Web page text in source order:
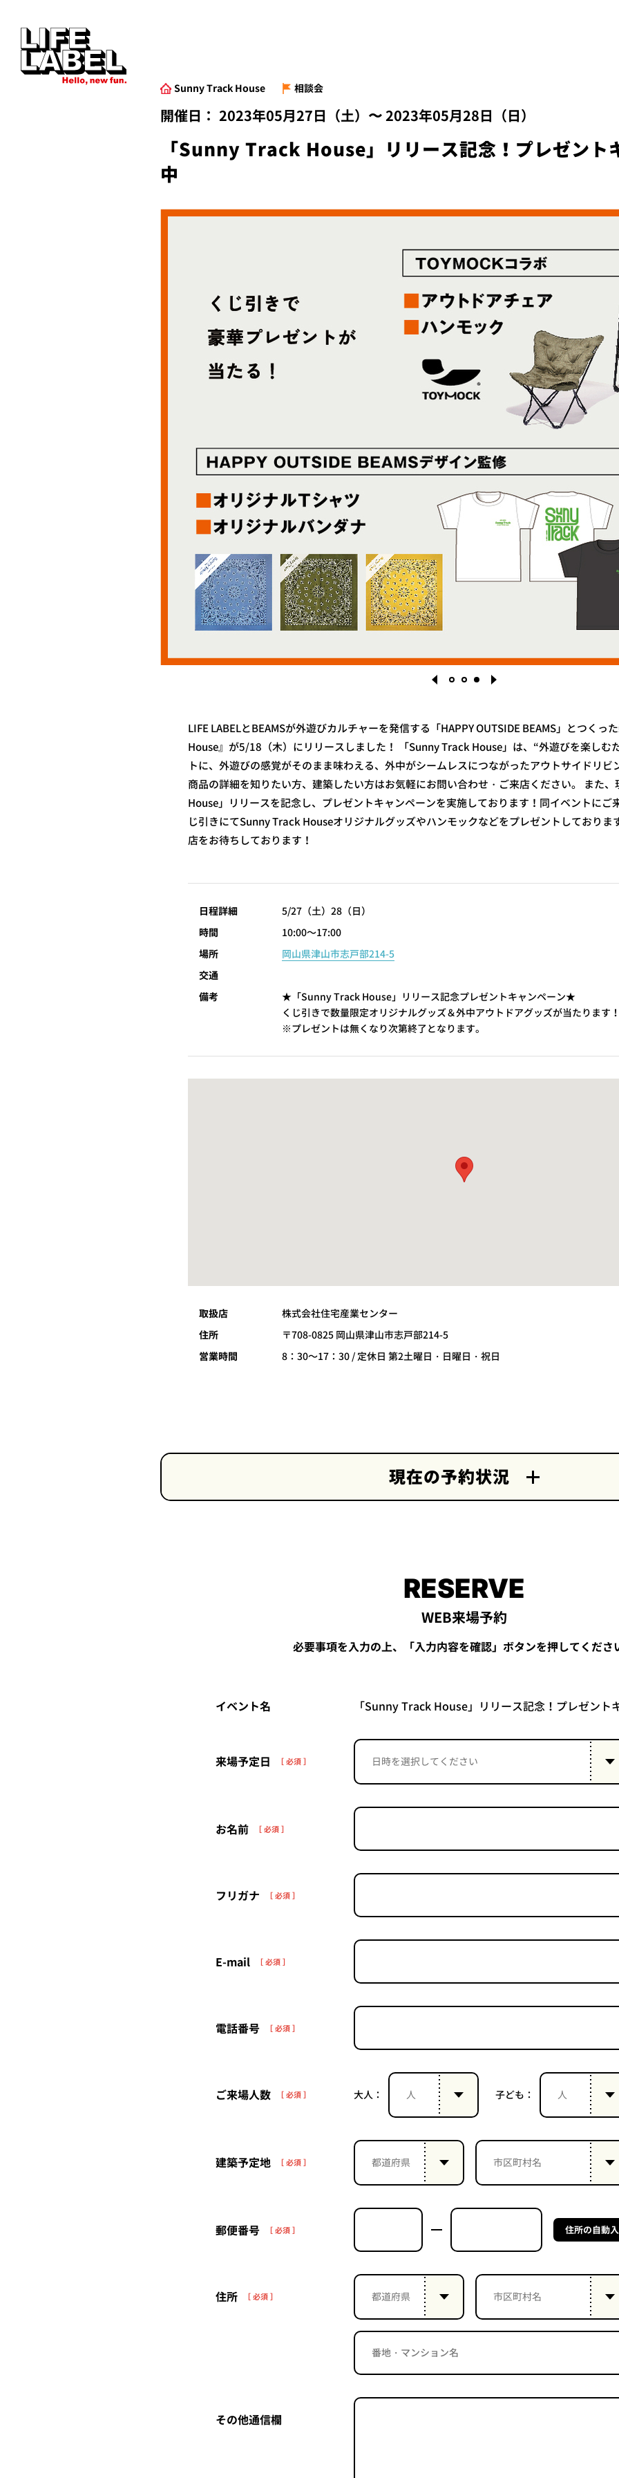
Sunny Track House 相談会
開催日： 2023年05月27日（土）〜 2023年05月28日（日）
「Sunny Track House」リリース記念！プレゼント
中
1
LIFE LABELとBEAMSが外遊びカルチャーを発信する「HAPPY OUTSIDE BEAMS」とつくっ
House』が5/18（木）にリリースしました！
「Sunny Track House」は、“外遊びを楽しむ
トに、外遊びの感覚がそのまま味わえる、外中がシームレスにつながったアウトサイドリビ
商品の詳細を知りたい方、建築したい方はお気軽にお問い合わせ・ご来店ください。
また
House」リリースを記念し、プレゼントキャンペーンを実施しております！同イベントにご
じ引きにてSunny Track Houseオリジナルグッズやハンモックなどをプレゼントしておりま
店をお待ちしております！
日程詳細
5/27（土）28（日）
時間
10:00～17:00
場所
岡山県津山市志戸部214-5
交通
備考
★「Sunny Track House」リリース記念プレゼントキャンペーン★
くじ引きで数量限定オリジナルグッズ＆外中アウトドアグッズが当たります
※プレゼントは無くなり次第終了となります。
取扱店
株式会社住宅産業センター
住所
〒708-0825 岡山県津山市志戸部214-5
営業時間
8：30～17：30 / 定休日 第2土曜日・日曜日・祝日
現在の予約状況
RESERVE
WEB来場予約
必要事項を入力の上、「入力内容を確認」ボタンを押してくださ
イベント名 「Sunny Track House」リリース記念！プレゼント
来場予定日 ［ 必須 ］
お名前 ［ 必須 ］
フリガナ ［ 必須 ］
E-mail ［ 必須 ］
電話番号 ［ 必須 ］
ご来場人数 ［ 必須 ］ 大人： 子ども：
建築予定地 ［ 必須 ］
郵便番号 ［ 必須 ］ 住所の自動
住所 ［ 必須 ］
その他通信欄